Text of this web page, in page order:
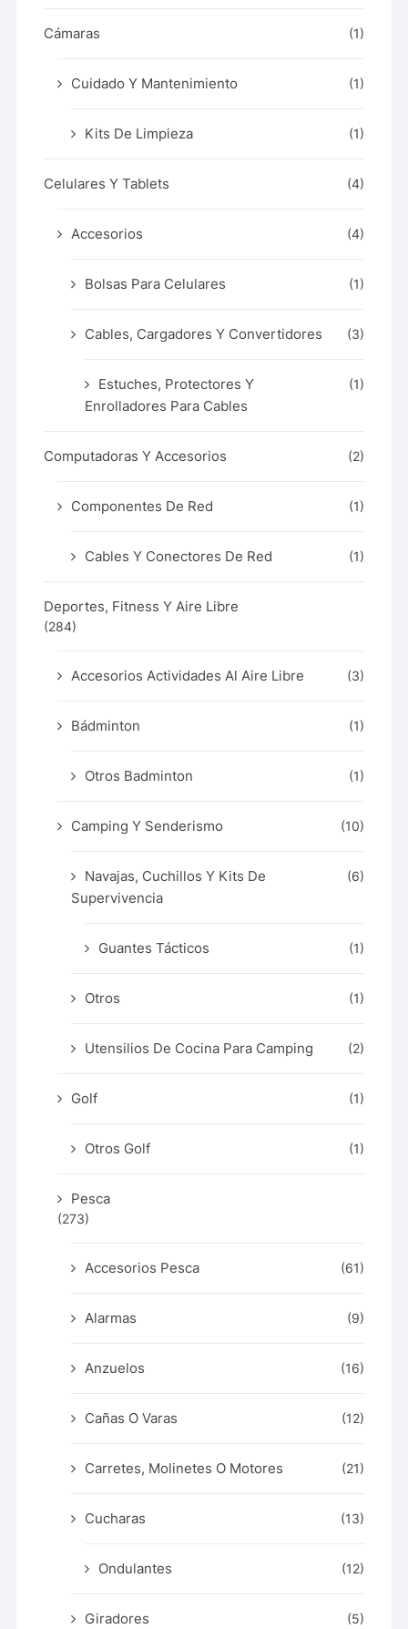
Cámaras (1)
Cuidado Y Mantenimiento (1)
Kits De Limpieza (1)
Celulares Y Tablets (4)
Accesorios (4)
Bolsas Para Celulares (1)
Cables, Cargadores Y Convertidores (3)
Estuches, Protectores Y
Enrolladores Para Cables
(1)
Computadoras Y Accesorios (2)
Componentes De Red (1)
Cables Y Conectores De Red (1)
Deportes, Fitness Y Aire Libre
(284)
Accesorios Actividades Al Aire Libre (3)
Bádminton (1)
Otros Badminton (1)
Camping Y Senderismo (10)
Navajas, Cuchillos Y Kits De
Supervivencia
(6)
Guantes Tácticos (1)
Otros (1)
Utensilios De Cocina Para Camping (2)
Golf (1)
Otros Golf (1)
Pesca
(273)
Accesorios Pesca (61)
Alarmas (9)
Anzuelos (16)
Cañas O Varas (12)
Carretes, Molinetes O Motores (21)
Cucharas (13)
Ondulantes (12)
Giradores (5)